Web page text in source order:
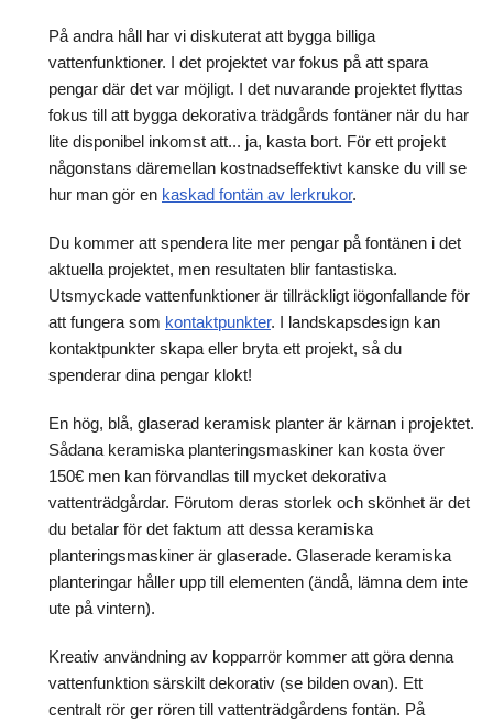
På andra håll har vi diskuterat att bygga billiga
vattenfunktioner. I det projektet var fokus på att spara
pengar där det var möjligt. I det nuvarande projektet flyttas
fokus till att bygga dekorativa trädgårds fontäner när du har
lite disponibel inkomst att... ja, kasta bort. För ett projekt
någonstans däremellan kostnadseffektivt kanske du vill se
hur man gör en kaskad fontän av lerkrukor.
Du kommer att spendera lite mer pengar på fontänen i det
aktuella projektet, men resultaten blir fantastiska.
Utsmyckade vattenfunktioner är tillräckligt iögonfallande för
att fungera som kontaktpunkter. I landskapsdesign kan
kontaktpunkter skapa eller bryta ett projekt, så du
spenderar dina pengar klokt!
En hög, blå, glaserad keramisk planter är kärnan i projektet.
Sådana keramiska planteringsmaskiner kan kosta över
150€ men kan förvandlas till mycket dekorativa
vattenträdgårdar. Förutom deras storlek och skönhet är det
du betalar för det faktum att dessa keramiska
planteringsmaskiner är glaserade. Glaserade keramiska
planteringar håller upp till elementen (ändå, lämna dem inte
ute på vintern).
Kreativ användning av kopparrör kommer att göra denna
vattenfunktion särskilt dekorativ (se bilden ovan). Ett
centralt rör ger rören till vattenträdgårdens fontän. På